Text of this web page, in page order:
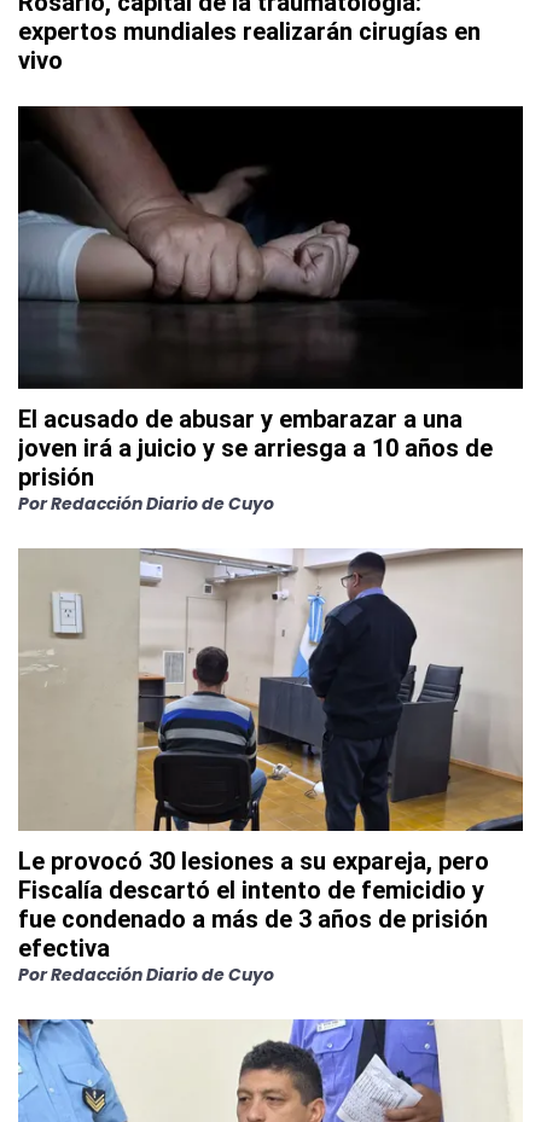
expertos mundiales realizarán cirugías en
vivo
El acusado de abusar y embarazar a una
joven irá a juicio y se arriesga a 10 años de
prisión
PorRedacción Diario de Cuyo
Le provocó 30 lesiones a su expareja, pero
Fiscalía descartó el intento de femicidio y
fue condenado a más de 3 años de prisión
efectiva
PorRedacción Diario de Cuyo